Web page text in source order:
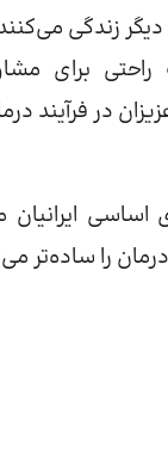
زندگی
برای
در فرآیند
ایرانیان
را ساده‌تر